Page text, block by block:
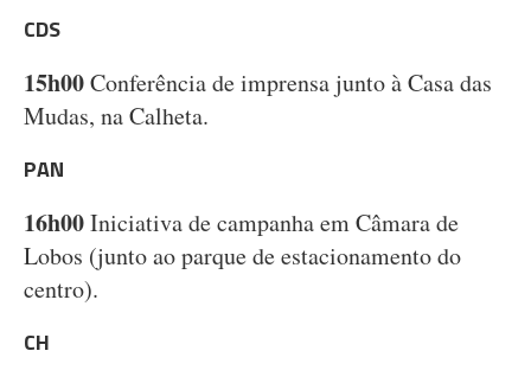
CDS
15h00Conferência de imprensa junto à Casa das
Mudas, na Calheta.
PAN
16h00Iniciativa de campanha em Câmara de
Lobos (junto ao parque de estacionamento do
centro).
CH